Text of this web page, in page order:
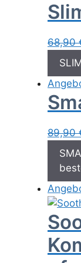
68,90
89,90